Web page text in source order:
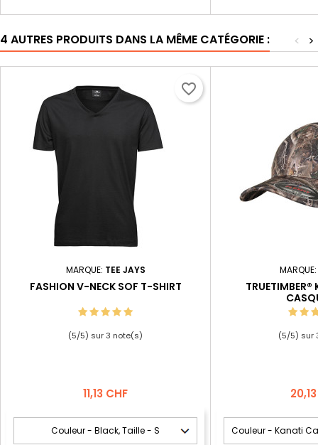
4 AUTRES PRODUITS DANS LA MÊME CATÉGORIE : >
<
MARQUE: TEE JAYS
FASHION V-NECK SOF T-SHIRT
(5/5) sur3 note(s)
Prix
11,13 CHF
favorite_border
MARQUE:
(5/5) sur
Prix